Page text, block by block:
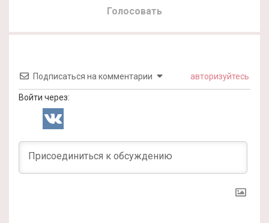
Голосовать
Подписаться на комментарии авторизуйтесь
Войти через: